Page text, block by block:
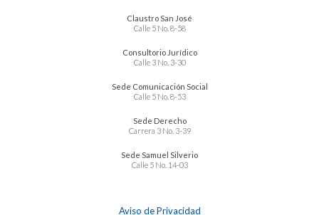
Claustro San José
Calle 5 No. 8-58
Consultorio Jurídico
Calle 3 No. 3-30
Sede Comunicación Social
Calle 5 No. 8-53
Sede Derecho
Carrera 3 No. 3-39
Sede Samuel Silverio
Calle 5 No. 14-03
Aviso de Privacidad